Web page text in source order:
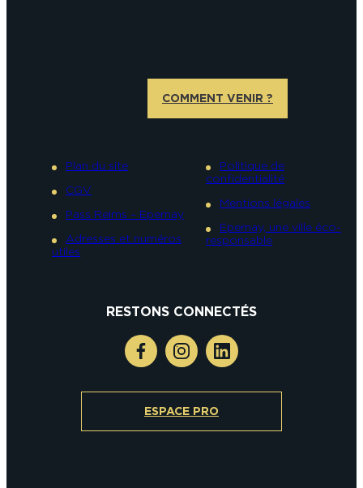
COMMENT VENIR ?
Plan du site
CGV
Pass Reims – Epernay
Adresses et numéros
utiles
Politique de
confidentialité
Mentions légales
Epernay, une ville éco-
responsable
RESTONS CONNECTÉS
ESPACE PRO